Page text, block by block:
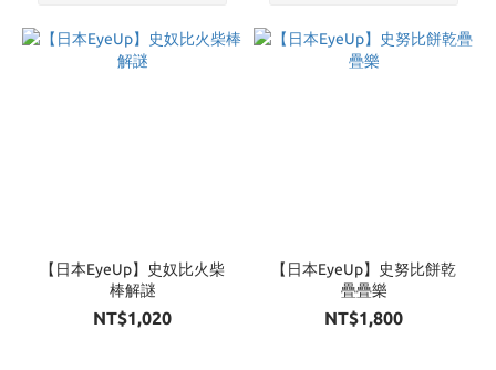
【日本EyeUp】史奴比火柴
棒解謎
NT$1,020
【日本EyeUp】史努比餅乾
疊疊樂
NT$1,800